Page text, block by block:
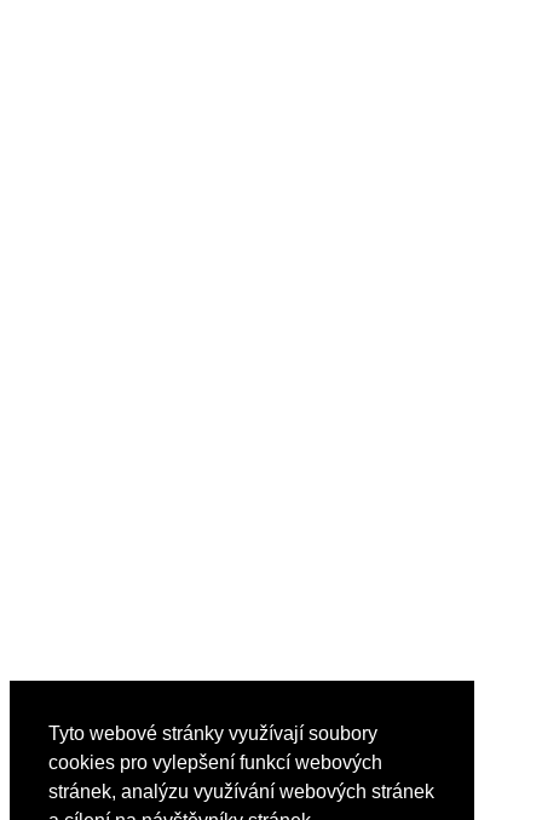
Tyto webové stránky využívají soubory
cookies pro vylepšení funkcí webových
stránek, analýzu využívání webových stránek